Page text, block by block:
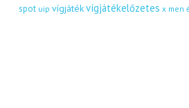
spot uip vígjátékvígjátékelőzetes x men